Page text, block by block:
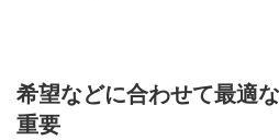
希望などに合わせて最適
重要